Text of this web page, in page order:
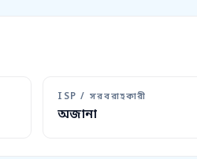
ISP / সরবরাহকারী
অজানা